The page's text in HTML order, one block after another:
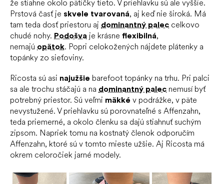
že stiahne okolo pätičky tieto. V priehlavku sú ale vyššie.
Prstová časť je skvele tvarovaná, aj keď nie široká. Má
tam teda dosť priestoru aj dominantný palec celkovo
chudé nohy. Podošva je krásne flexibilná,
nemajú opätok. Popri celokožených nájdete plátenky a
topánky zo sieťoviny.
Ricosta sú asi najužšie barefoot topánky na trhu. Pri palci
sa ale trochu stáčajú a na dominantný palec nemusí byť
potrebný priestor. Sú veľmi mäkké v podrážke, v päte
nevystužené. V priehlavku sú porovnateľné s Affenzahn,
teda priemerné, a okolo členku sa dajú stiahnuť suchým
zipsom. Napriek tomu na kostnatý členok odporučím
Affenzahn, ktoré sú v tomto mieste užšie. Aj Ricosta má
okrem celoročiek jarné modely.